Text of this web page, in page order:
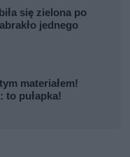
się zielona po
jednego
materiałem!
to pułapka!